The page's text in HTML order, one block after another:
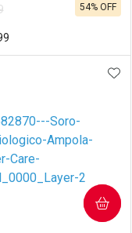
sem Desconto
5,59/cada
sem Desconto
5,59/cada
54% OFF
Menos
AOS FAVORITOS
COMPRAR